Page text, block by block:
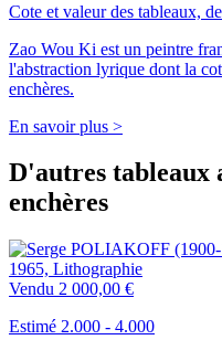
Cote et valeur des tableaux,
Zao Wou Ki est un peintre
l'abstraction lyrique dont la
enchères.
En savoir plus >
D'autres tableaux
enchères
Vendu 2 000,00 €
Estimé 2.000 - 4.000